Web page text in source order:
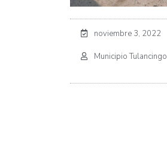
noviembre 3, 2022
Municipio Tulancingo